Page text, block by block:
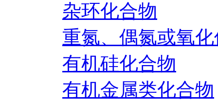
杂环化合物
重氮、偶氮或氧
有机硅化合物
有机金属类化合物